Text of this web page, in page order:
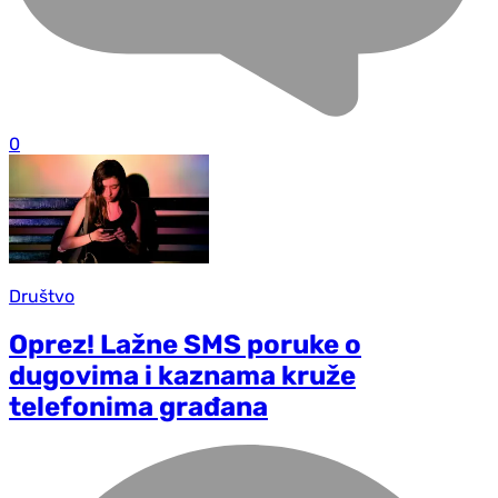
0
Društvo
Oprez! Lažne SMS poruke o
dugovima i kaznama kruže
telefonima građana